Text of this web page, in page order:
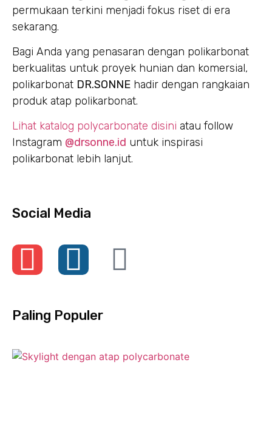
permukaan terkini menjadi fokus riset di era
sekarang.
Bagi Anda yang penasaran dengan polikarbonat
berkualitas untuk proyek hunian dan komersial,
polikarbonat DR.SONNE hadir dengan rangkaian
produk atap polikarbonat.
Lihat katalog polycarbonate disini atau follow
Instagram @drsonne.id untuk inspirasi
polikarbonat lebih lanjut.
Social Media
Paling Populer